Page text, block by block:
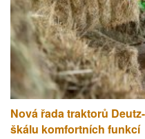
Nová řada traktorů
škálu komfortních funkcí